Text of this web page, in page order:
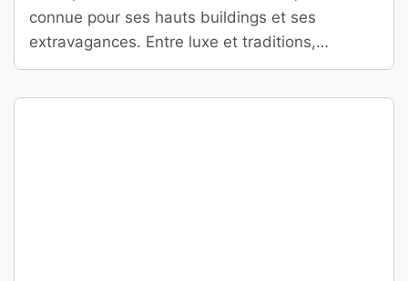
connue pour ses hauts buildings et ses
extravagances. Entre luxe et traditions,
découvrez cette destination insolite !